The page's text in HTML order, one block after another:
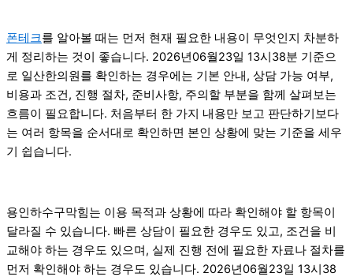
폰테크를 알아볼 때는 먼저 현재 필요한 내용이 무엇인지 차분하
게 정리하는 것이 좋습니다. 2026년06월23일 13시38분 기준으
로 일산한의원를 확인하는 경우에는 기본 안내, 상담 가능 여부,
비용과 조건, 진행 절차, 준비사항, 주의할 부분을 함께 살펴보는
흐름이 필요합니다. 처음부터 한 가지 내용만 보고 판단하기보다
는 여러 항목을 순서대로 확인하면 본인 상황에 맞는 기준을 세우
기 쉽습니다.
용인하수구막힘는 이용 목적과 상황에 따라 확인해야 할 항목이
달라질 수 있습니다. 빠른 상담이 필요한 경우도 있고, 조건을 비
교해야 하는 경우도 있으며, 실제 진행 전에 필요한 자료나 절차를
먼저 확인해야 하는 경우도 있습니다. 2026년06월23일 13시38